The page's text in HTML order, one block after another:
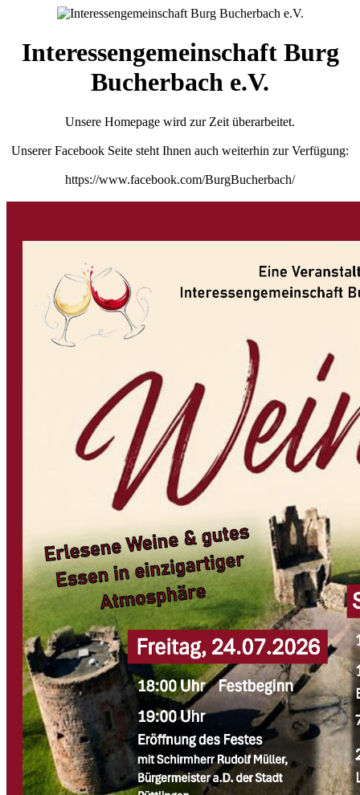
Interessengemeinschaft Burg
Bucherbach e.V.
Unsere Homepage wird zur Zeit überarbeitet.
Unserer Facebook Seite steht Ihnen auch weiterhin zur Verfügung:
https://www.facebook.com/BurgBucherbach/